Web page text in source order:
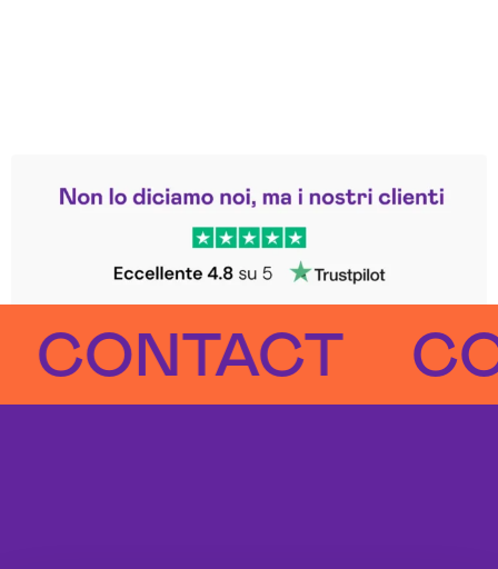
Trustpilot